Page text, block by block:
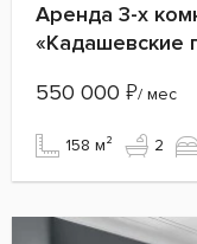
Аренда 3-х
«Кадашевские
550 000 ₽/ мес
158 м² 2